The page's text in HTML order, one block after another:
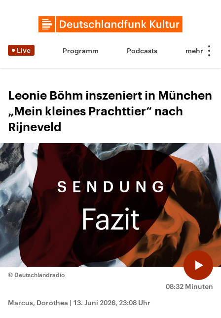
Live Programm Podcasts
Leonie Böhm inszeniert in München
„Mein kleines Prachttier“ nach
Rijneveld
08:32 Minuten
© Deutschlandradio
Marcus, Dorothea | 13. Juni 2026, 23:08 Uhr